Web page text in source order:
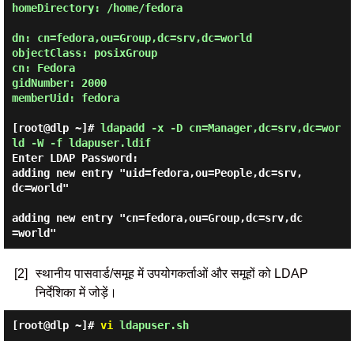
homeDirectory: /home/fedora
dn: cn=fedora,ou=Group,dc=srv,dc=world
objectClass: posixGroup
cn: Fedora
gidNumber: 2000
memberUid: fedora
[root@dlp ~]# ldapadd -x -D cn=Manager,dc=srv,dc=wor
ld -W -f ldapuser.ldif
Enter LDAP Password:
adding new entry "uid=fedora,ou=People,dc=srv,
dc=world"
adding new entry "cn=fedora,ou=Group,dc=srv,dc
[2]
स्थानीय पासवार्ड/समूह में उपयोगकर्ताओं और समूहों को LDAP
निर्देशिका में जोड़ें।
[root@dlp ~]# vi ldapuser.sh